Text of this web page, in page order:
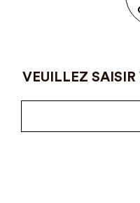
VEUILLEZ